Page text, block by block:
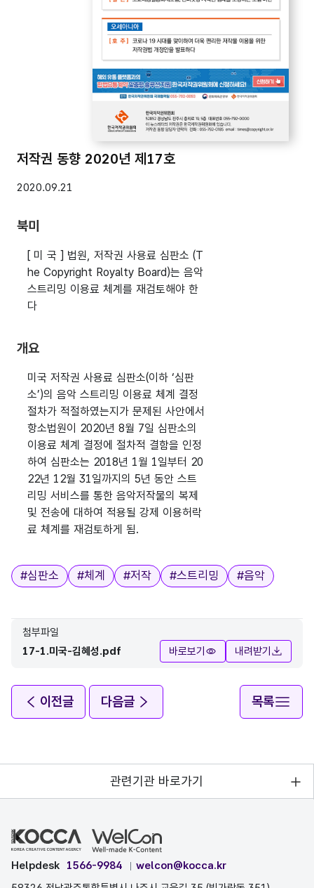
저작권 동향 2020년 제17호
2020.09.21
북미
[ 미 국 ] 법원, 저작권 사용료 심판소 (T
he Copyright Royalty Board)는 음악
스트리밍 이용료 체계를 재검토해야 한
다
개요
미국 저작권 사용료 심판소(이하 ‘심판
소’)의 음악 스트리밍 이용료 체계 결정
절차가 적절하였는지가 문제된 사안에서
항소법원이 2020년 8월 7일 심판소의
이용료 체계 결정에 절차적 결함을 인정
하여 심판소는 2018년 1월 1일부터 20
22년 12월 31일까지의 5년 동안 스트
리밍 서비스를 통한 음악저작물의 복제
및 전송에 대하여 적용될 강제 이용허락
료 체계를 재검토하게 됨.
태그
#심판소 #체계 #저작 #스트리밍 #음악
첨부파일
17-1.미국-김혜성.pdf
바로보기 내려받기
이전글 다음글 목록
관련기관 바로가기
Helpdesk 1566-9984
welcon@kocca.kr